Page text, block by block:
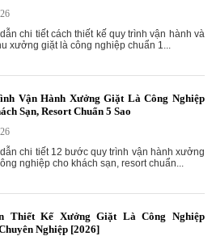
chi tiết cách thiết kế quy trình vận hành và
xưởng giặt là công nghiệp chuẩn 1...
Vận Hành Xưởng Giặt Là Công Nghiệp
Sạn, Resort Chuẩn 5 Sao
chi tiết 12 bước quy trình vận hành xưởng
nghiệp cho khách sạn, resort chuẩn...
Thiết Kế Xưởng Giặt Là Công Nghiệp
Nghiệp [2026]